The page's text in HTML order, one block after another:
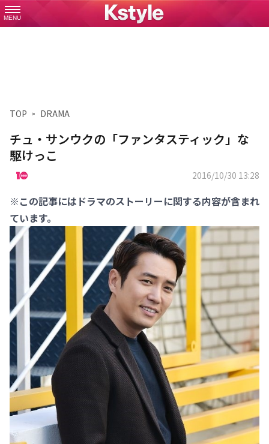
MENU
TOP DRAMA
チュ・サンウクの「ファンタスティック」な
駆けっこ
2016/10/30 13:28
※この記事にはドラマのストーリーに関する内容が含まれ
ています。